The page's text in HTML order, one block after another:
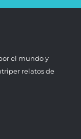
el mundo y
relatos de